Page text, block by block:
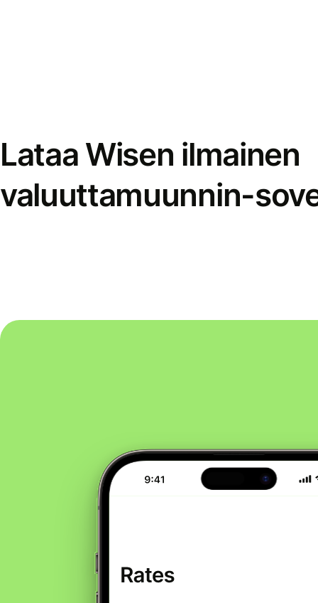
Lataa Wisen ilmainen
valuuttamuunnin-